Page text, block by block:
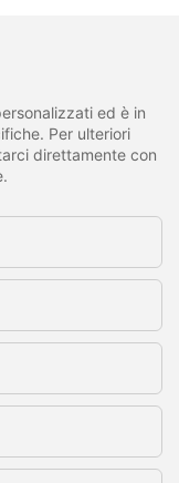
ed è in
Per ulteriori
direttamente con